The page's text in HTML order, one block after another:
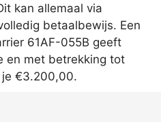
kan allemaal via
betaalbewijs. Een
61AF-055B geeft
en met betrekking tot
je €3.200,00.